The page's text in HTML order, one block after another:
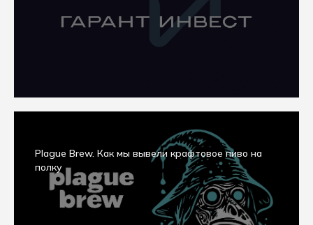
Plague Brew. Как мы вывели крафтовое пиво на
полку